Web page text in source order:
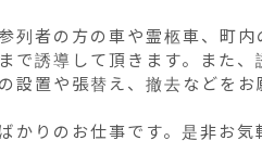
列者の方の車や霊柩車、町
で誘導して頂きます。また
設置や張替え、撤去などをお
かりのお仕事です。是非お気